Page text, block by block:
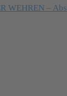
WEHREN –